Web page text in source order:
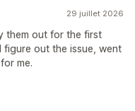
29 juillet 2026
them out for the first
out the issue, went
me.